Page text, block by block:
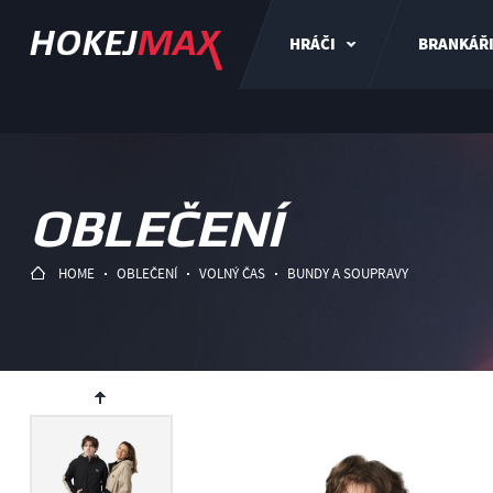
HRÁČI
OBLEČENÍ
HOME OBLEČENÍ VOLNÝ ČAS BUNDY A SOUPRAVY